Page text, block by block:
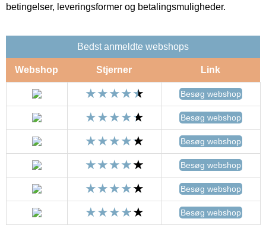
betingelser, leveringsformer og betalingsmuligheder.
Bedst anmeldte webshops
Webshop Stjerner Link
Besøg webshop
Besøg webshop
Besøg webshop
Besøg webshop
Besøg webshop
Besøg webshop